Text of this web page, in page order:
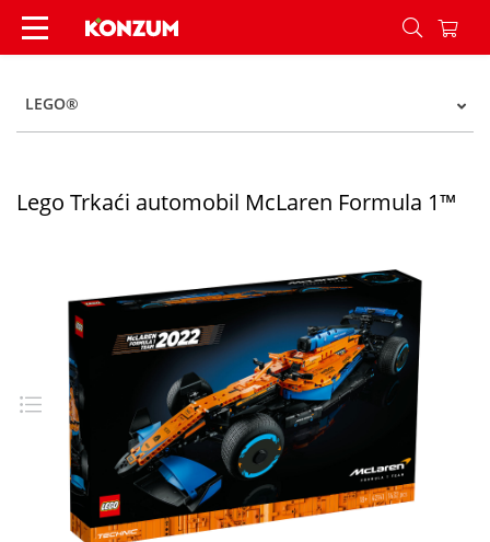
Lego Trkaći automobil McLaren Formula 1™ -
LEGO®
Lego Trkaći automobil McLaren Formula 1™